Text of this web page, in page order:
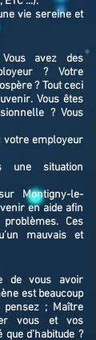
vie sereine et
avez des
? Votre
? Tout ceci
Vous êtes
? Vous
votre employeur
une situation
Montigny-le-
en aide afin
Ces
mauvais et
de vous avoir
est beaucoup
; Maître
vous et vos
d’habitude ?